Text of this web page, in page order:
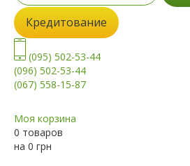
Кредитование
(095) 502-53-44
(096) 502-53-44
(067) 558-15-87
Моя корзина
0 товаров
на 0 грн